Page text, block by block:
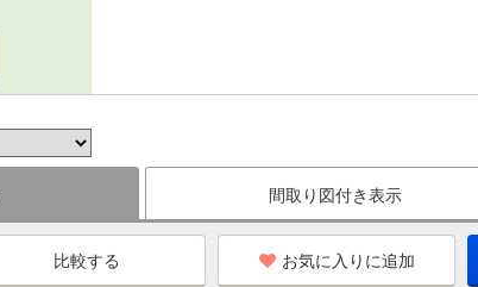
間取り図付き表示
お気に入りに追加